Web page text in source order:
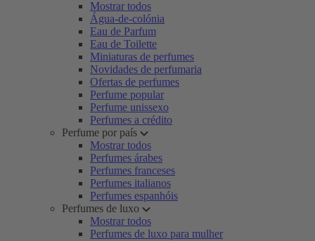
Mostrar todos
Água-de-colónia
Eau de Parfum
Eau de Toilette
Miniaturas de perfumes
Novidades de perfumaria
Ofertas de perfumes
Perfume popular
Perfume unissexo
Perfumes a crédito
Perfume por país
Mostrar todos
Perfumes árabes
Perfumes franceses
Perfumes italianos
Perfumes espanhóis
Perfumes de luxo
Mostrar todos
Perfumes de luxo para mulher